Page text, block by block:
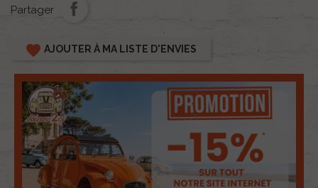
Partager
favorite AJOUTER À MA LISTE D'ENVIES